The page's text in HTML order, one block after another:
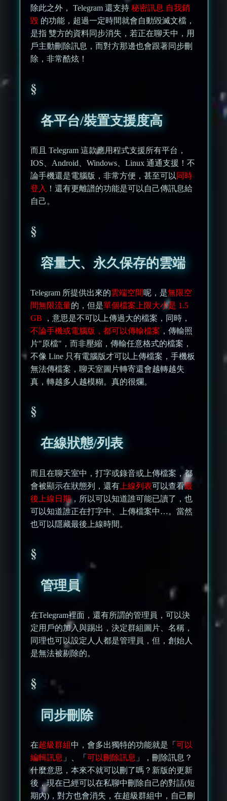
除此之外， Telegram 還支持秘密訊息 自我銷
毀 的功能，超過一定時間就會自動毀滅文檔，
是指 雙方的資料同步消失，若正在聊天中，用
戶主動刪除訊息，而對方那邊也會跟著同步刪
除，非常酷炫！
各平台/裝置支援度高
而且 Telegram 這款應用程式支援所有平台，
IOS、Android、Windows、Linux 通通支援！不
論手機還是電腦版，非常方便，甚至可以 同時
登入 ！還有更離譜的功能是可以自己傳訊息給
自己。
容量大、永久保存的雲端
Telegram 所提供出來的雲端空間呢，是無限空
間無限流量的，但是單個檔案上限大小是 1.5
GB ，意思是不可以上傳過大的檔案，同時，
不論手機或電腦版，都可以傳輸檔案 ，傳輸照
片"原檔"，而非壓縮，傳輸任意格式的檔案，
不像 Line 只有電腦版才可以上傳檔案，手機板
無法傳檔案，聊天室圖片轉寄還會越轉越失
真，轉越多人越模糊。真的很爛。
在線狀態/列表
而且在聊天室中，打字或錄音或上傳檔案，都
會被顯示在狀態列，還有 上線列表可以查看最
後上線日期，所以可以知道誰可能已讀了，也
可以知道誰正在打字中、上傳檔案中…。當然
也可以隱藏最後上線時間。
管理員
在Telegram裡面，還有所謂的管理員，可以決
定用戶的加入與踢出，決定群組圖片、名稱，
同理也可以設定人人都是管理員，但，創始人
是無法被剔除的。
同步刪除
在超級群組中，會多出獨特的功能就是「可以
編輯訊息 」、「可以刪除訊息 」，刪除訊息？
什麼意思，本來不就可以刪了嗎？新版的更新
後，現在已經可以在私聊中刪除自己的對話(短
期內)，對方也會消失，在超級群組中，自己刪